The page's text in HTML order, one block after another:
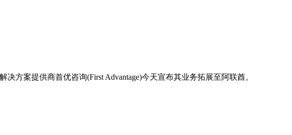
方案提供商首优咨询(First Advantage)今天宣布其业务拓展至阿联酋。